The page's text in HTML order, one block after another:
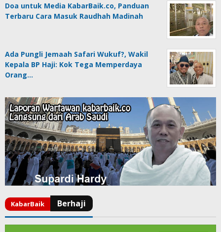
Doa untuk Media KabarBaik.co, Panduan
Terbaru Cara Masuk Raudhah Madinah
Ada Pungli Jemaah Safari Wukuf?, Wakil
Kepala BP Haji: Kok Tega Memperdaya
Orang…